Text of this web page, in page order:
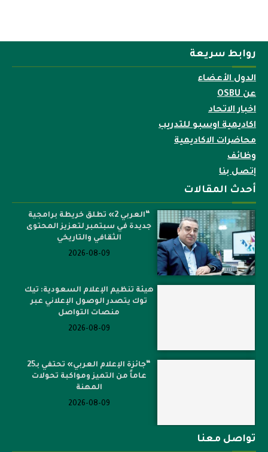
روابط سريعة
الدول الأعضاء
عن OSBU
اخبار الاتحاد
اكاديمية اوسبو للتدريب
محاضرات الاكاديمية
وظائف
إتصل بنا
أحدث المقالات
“العربي 2» تطلق خريطة برامجية
جديدة في سبتمبر لتعزيز المحتوى
الثقافي والتاريخي
2026-08-09
هيئة تنظيم الإعلام السعودية: تيك
توك يتصدر الوصول الإعلاني عبر
منصات التواصل
2026-08-09
“جائزة الإعلام العربي» تحتفي بـ25
عاماً من التميز ومواكبة تحولات
المهنة
2026-08-09
تواصل معنا